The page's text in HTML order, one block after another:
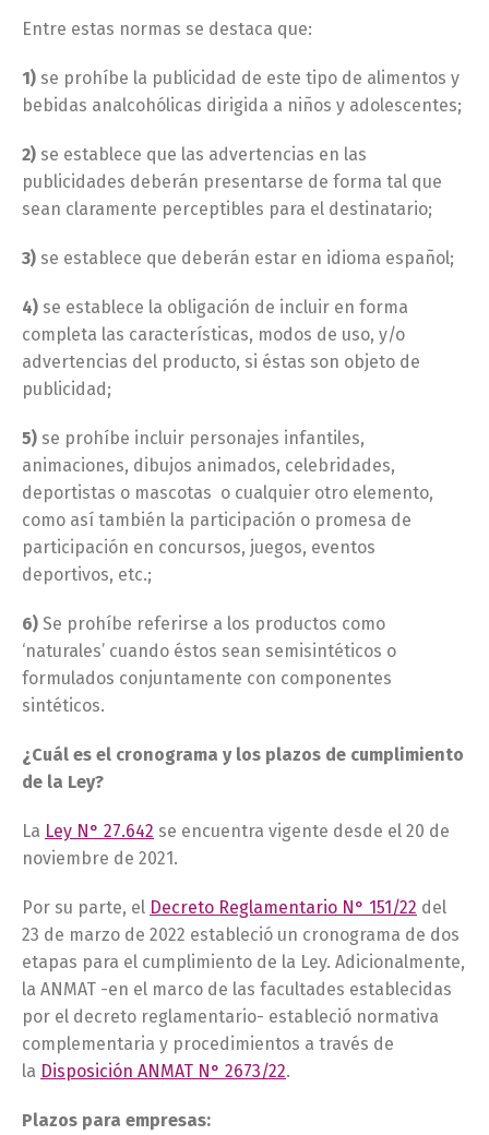
Entre estas normas se destaca que:
1) se prohíbe la publicidad de este tipo de alimentos y
bebidas analcohólicas dirigida a niños y adolescentes;
2) se establece que las advertencias en las
publicidades deberán presentarse de forma tal que
sean claramente perceptibles para el destinatario;
3) se establece que deberán estar en idioma español;
4) se establece la obligación de incluir en forma
completa las características, modos de uso, y/o
advertencias del producto, si éstas son objeto de
publicidad;
5) se prohíbe incluir personajes infantiles,
animaciones, dibujos animados, celebridades,
deportistas o mascotas o cualquier otro elemento,
como así también la participación o promesa de
participación en concursos, juegos, eventos
deportivos, etc.;
6) Se prohíbe referirse a los productos como
‘naturales’ cuando éstos sean semisintéticos o
formulados conjuntamente con componentes
sintéticos.
¿Cuál es el cronograma y los plazos de cumplimiento
de la Ley?
La Ley N° 27.642 se encuentra vigente desde el 20 de
noviembre de 2021.
Por su parte, el Decreto Reglamentario N° 151/22 del
23 de marzo de 2022 estableció un cronograma de dos
etapas para el cumplimiento de la Ley. Adicionalmente,
la ANMAT -en el marco de las facultades establecidas
por el decreto reglamentario- estableció normativa
complementaria y procedimientos a través de
la Disposición ANMAT N° 2673/22.
Plazos para empresas: